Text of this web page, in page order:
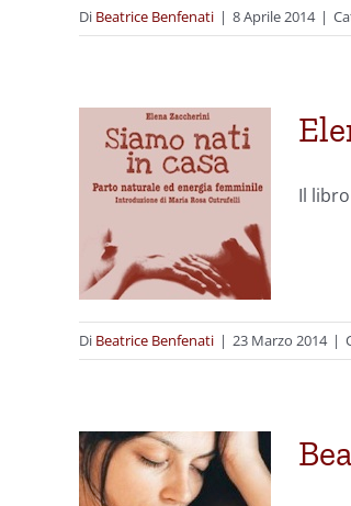
Di Beatrice Benfenati | 8 Aprile 2014 |
Il libro
Di Beatrice Benfenati | 23 Marzo 2014 |